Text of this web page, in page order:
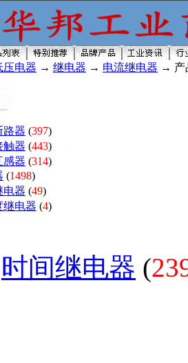
压电器 → 继电器 → 电流继电器 → 产
路器 (397)
触器 (443)
感器 (314)
(1498)
电器 (49)
继电器 (4)
时间继电器 (